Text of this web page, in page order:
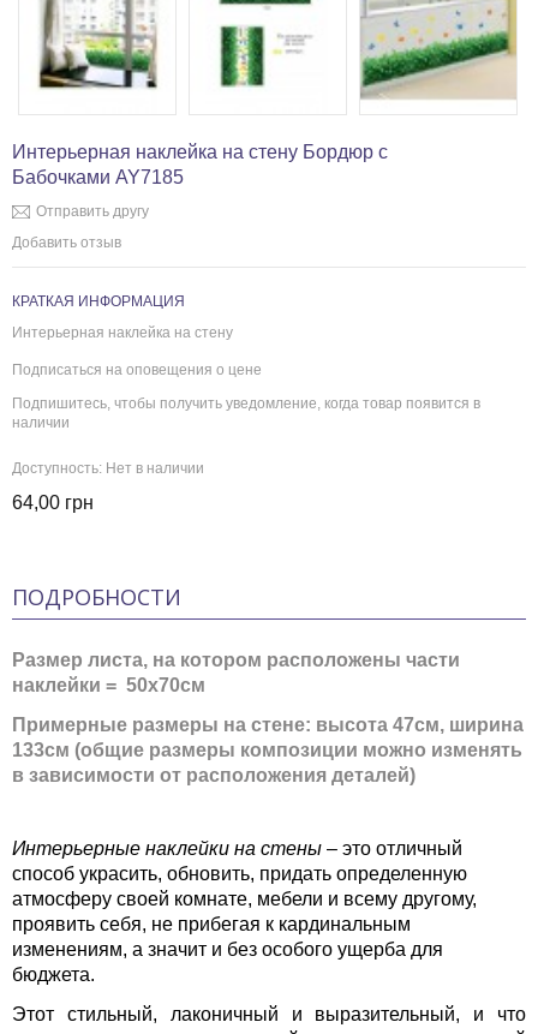
Интерьерная наклейка на стену Бордюр с
Бабочками AY7185
Отправить другу
Добавить отзыв
КРАТКАЯ ИНФОРМАЦИЯ
Интерьерная наклейка на стену
Подписаться на оповещения о цене
Подпишитесь, чтобы получить уведомление, когда товар появится в
наличии
Доступность: Нет в наличии
64,00 грн
ПОДРОБНОСТИ
Размер листа, на котором расположены части
наклейки = 50x70см
Примерные размеры на стене: высота 47см, ширина
133см (общие размеры композиции можно изменять
в зависимости от расположения деталей)
Интерьерные наклейки на стены – это отличный
способ украсить, обновить, придать определенную
атмосферу своей комнате, мебели и всему другому,
проявить себя, не прибегая к кардинальным
изменениям, а значит и без особого ущерба для
бюджета.
Этот стильный, лаконичный и выразительный, и что